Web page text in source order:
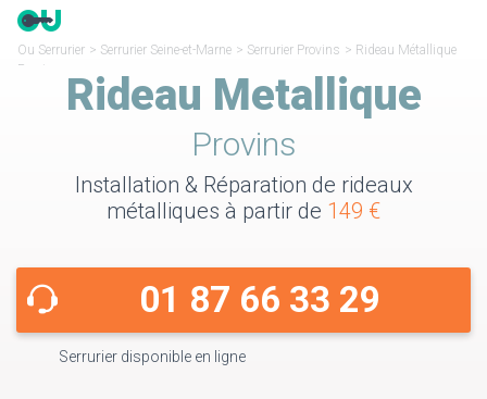
Ou Serrurier > Serrurier Seine-et-Marne > Serrurier Provins > Rideau Métallique
Provins
Rideau Metallique
Provins
Installation & Réparation de rideaux
métalliques à partir de 149 €
01 87 66 33 29
Serrurier disponible en ligne